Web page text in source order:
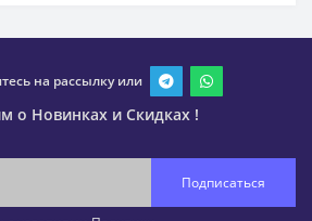
на рассылку или
о Новинках и Скидках !
Подписаться